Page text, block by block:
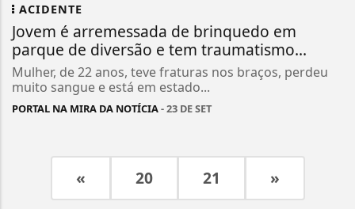
ACIDENTE
Jovem é arremessada de brinquedo em
parque de diversão e tem traumatismo...
Mulher, de 22 anos, teve fraturas nos braços, perdeu
muito sangue e está em estado...
PORTAL NA MIRA DA NOTÍCIA- 23 DE SET
« 20 21 »